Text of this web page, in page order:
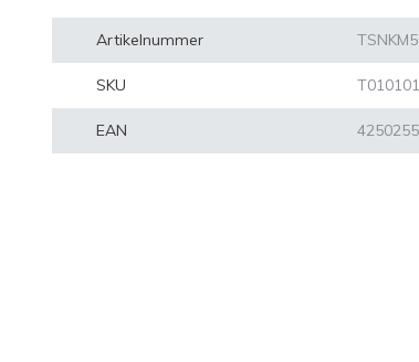
Artikelnummer
SKU T010101
EAN